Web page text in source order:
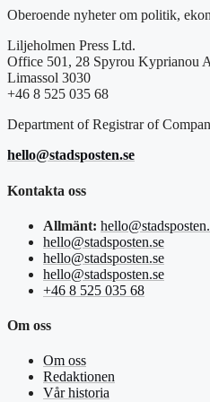
Oberoende nyheter om politik,
Liljeholmen Press Ltd.
Office 501, 28 Spyrou Kyprianou
Limassol 3030
+46 8 525 035 68
Department of Registrar of
hello@stadsposten.se
Kontakta oss
Allmänt:
hello@stadsposten.se
hello@stadsposten.se
hello@stadsposten.se
+46 8 525 035 68
Om oss
Om oss
Redaktionen
Vår historia